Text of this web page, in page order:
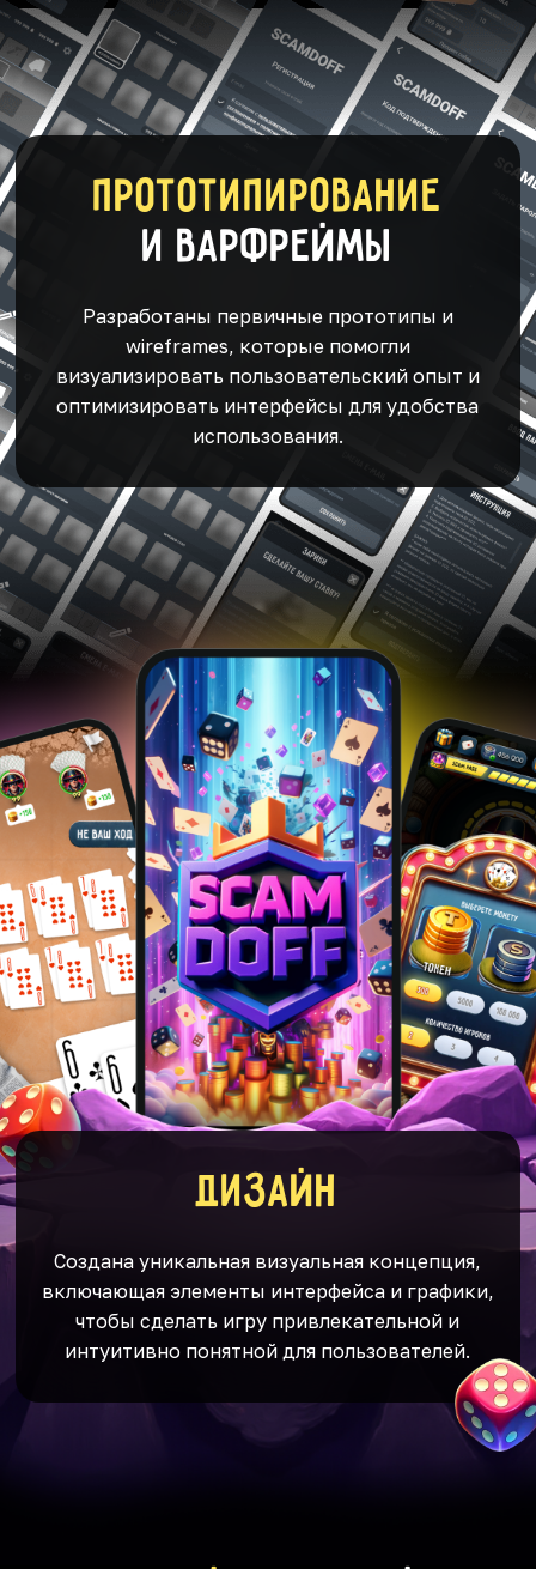
Прототипирование
и варфреймы
Разработаны первичные прототипы и
wireframes, которые помогли
визуализировать пользовательский опыт и
оптимизировать интерфейсы для удобства
использования.
Дизайн
Создана уникальная визуальная концепция,
включающая элементы интерфейса и графики,
чтобы сделать игру привлекательной и
интуитивно понятной для пользователей.